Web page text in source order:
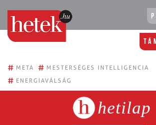
# META # MESTERSÉGES INTELLIGENCIA
# ENERGIAVÁLSÁG
hetilap